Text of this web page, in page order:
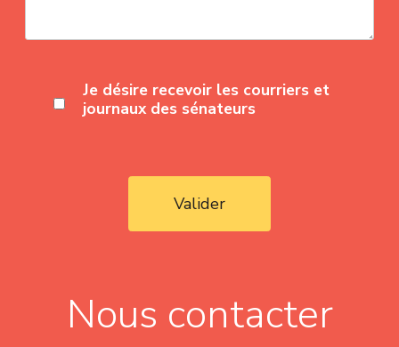
Je désire recevoir les courriers et
journaux des sénateurs
Valider
Nous contacter